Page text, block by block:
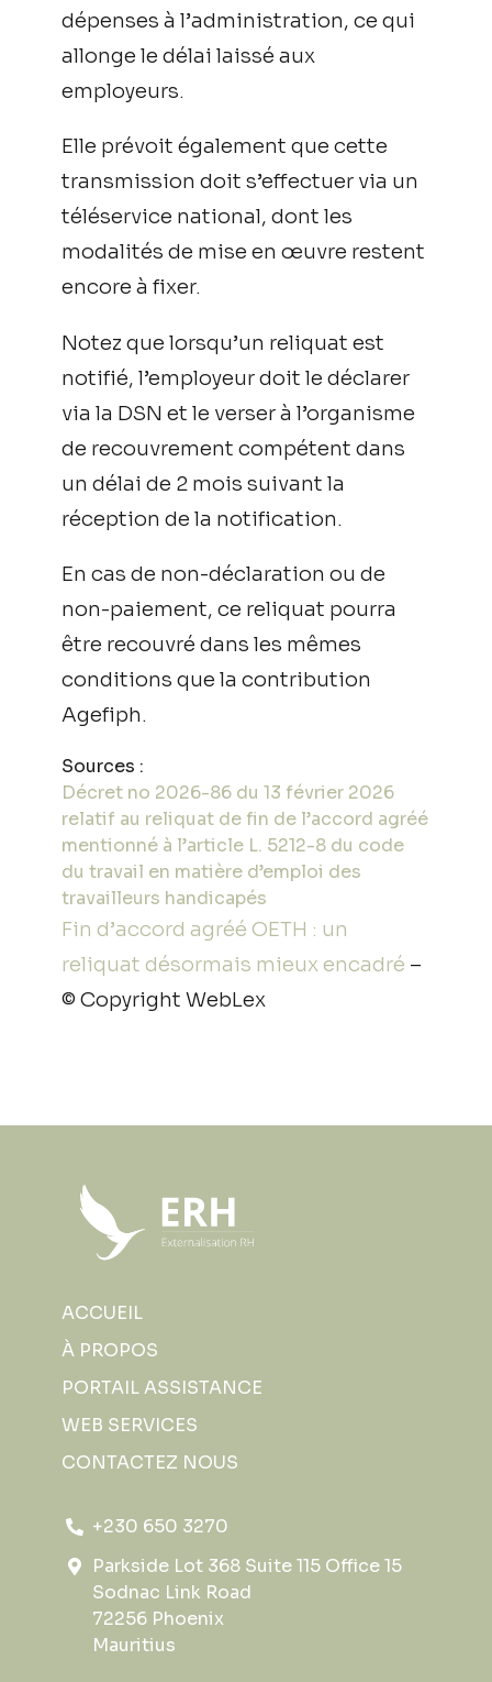
dépenses à l’administration, ce qui
allonge le délai laissé aux
employeurs.
Elle prévoit également que cette
transmission doit s’effectuer via un
téléservice national, dont les
modalités de mise en œuvre restent
encore à fixer.
Notez que lorsqu’un reliquat est
notifié, l’employeur doit le déclarer
via la DSN et le verser à l’organisme
de recouvrement compétent dans
un délai de 2 mois suivant la
réception de la notification.
En cas de non-déclaration ou de
non-paiement, ce reliquat pourra
être recouvré dans les mêmes
conditions que la contribution
Agefiph.
Sources :
Décret no 2026-86 du 13 février 2026
relatif au reliquat de fin de l’accord agréé
mentionné à l’article L. 5212-8 du code
du travail en matière d’emploi des
travailleurs handicapés
Fin d’accord agréé OETH : un
reliquat désormais mieux encadré –
© Copyright WebLex
ACCUEIL
À PROPOS
PORTAIL ASSISTANCE
WEB SERVICES
CONTACTEZ NOUS
+230 650 3270
Parkside Lot 368 Suite 115 Office 15
Sodnac Link Road
72256 Phoenix
Mauritius